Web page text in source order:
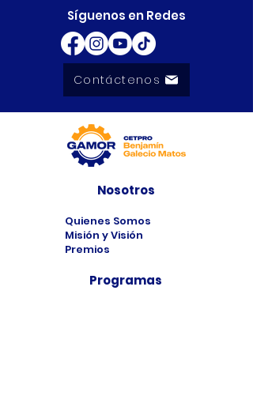
Síguenos en Redes
Contáctenos
Nosotros
Quienes Somos
Misión y Visión
Premios
Programas